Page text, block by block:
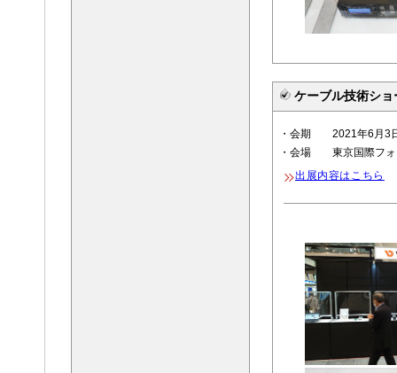
ケーブル技術ショ
・会期 2021年6月3
・会場 東京国際フォ
出展内容はこちら